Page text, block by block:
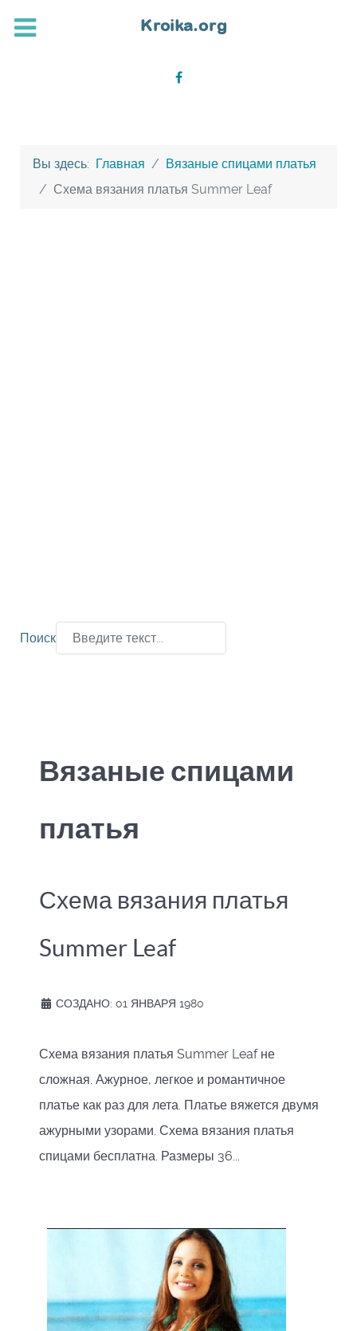
Вы здесь: Главная
Вязаные спицами платья
Схема вязания платья Summer Leaf
Поиск
Вязаные спицами
платья
Схема вязания платья
Summer Leaf
СОЗДАНО: 01 ЯНВАРЯ 1980
Схема вязания платья Summer Leaf не
сложная. Ажурное, легкое и романтичное
платье как раз для лета. Платье вяжется двумя
ажурными узорами. Схема вязания платья
спицами бесплатна. Размеры 36...